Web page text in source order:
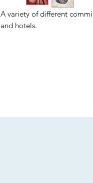
A variety of different
and hotels.